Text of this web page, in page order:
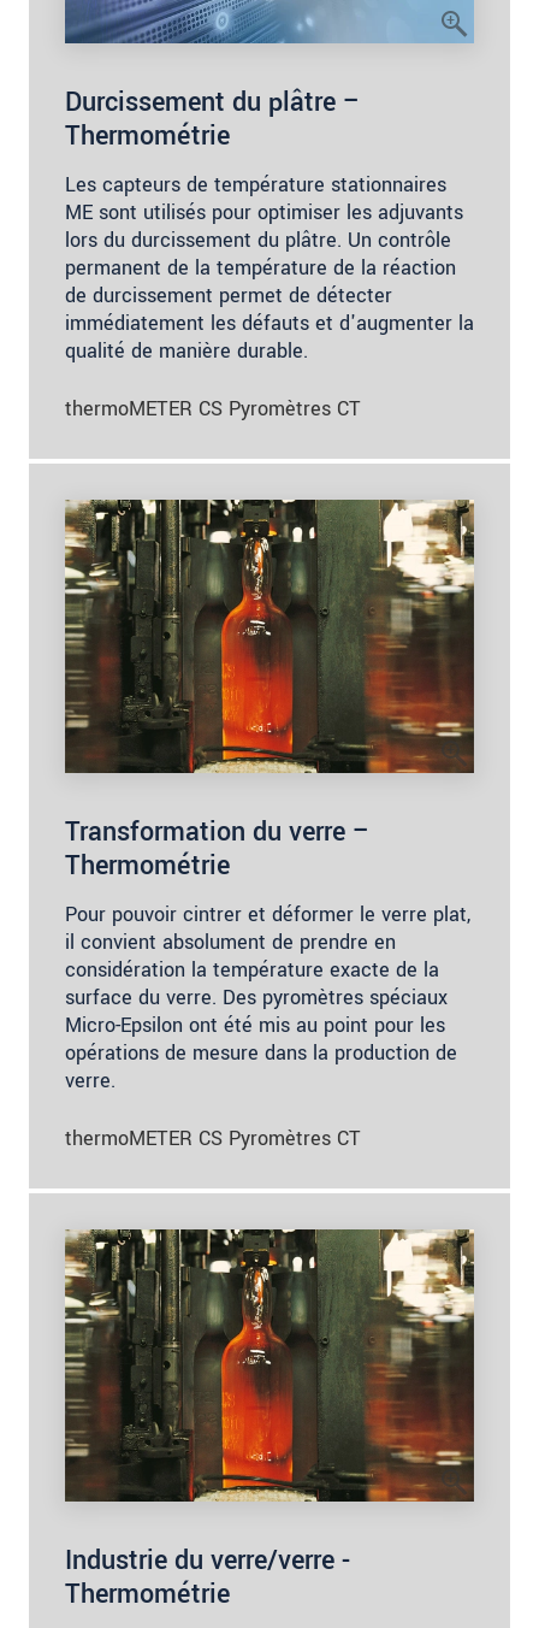
Durcissement du plâtre –
Thermométrie
Les capteurs de température stationnaires
ME sont utilisés pour optimiser les adjuvants
lors du durcissement du plâtre. Un contrôle
permanent de la température de la réaction
de durcissement permet de détecter
immédiatement les défauts et d'augmenter la
qualité de manière durable.
thermoMETER CS Pyromètres CT
Transformation du verre –
Thermométrie
Pour pouvoir cintrer et déformer le verre plat,
il convient absolument de prendre en
considération la température exacte de la
surface du verre. Des pyromètres spéciaux
Micro-Epsilon ont été mis au point pour les
opérations de mesure dans la production de
verre.
thermoMETER CS Pyromètres CT
Industrie du verre/verre -
Thermométrie